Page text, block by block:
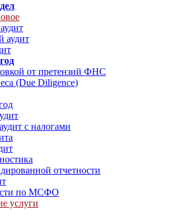
аудит
от претензий ФНС
(Due Diligence)
с налогами
отчетности
по МСФО
услуги